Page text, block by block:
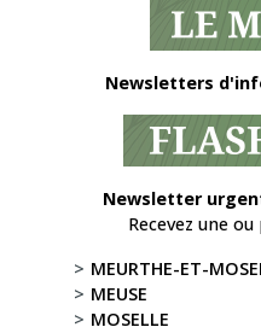
Newsletters
Newsletter
Recevez une
MEURTHE-ET-
MEUSE
MOSELLE